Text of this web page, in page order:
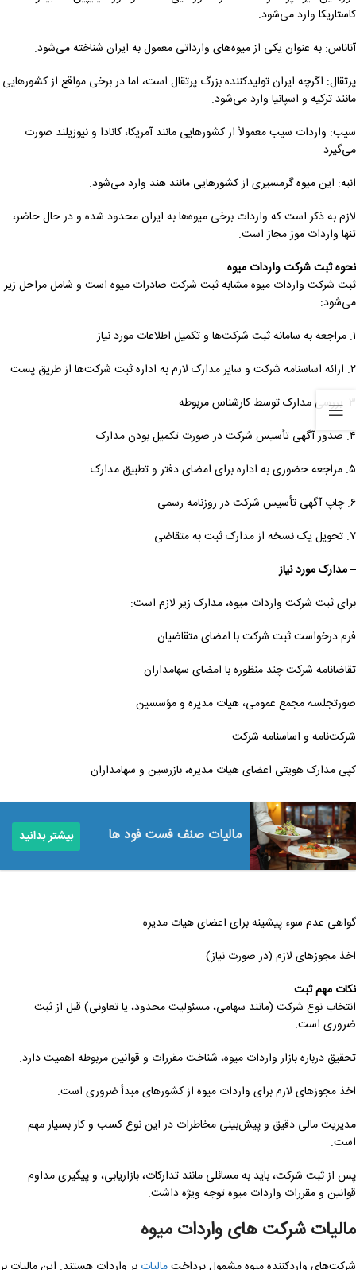
کاستاریکا وارد می‌شود.
آناناس: به عنوان یکی از میوه‌های وارداتی معمول به ایران شناخته می‌شود.
پرتقال: اگرچه ایران تولیدکننده بزرگ پرتقال است، اما در برخی مواقع از کشورهایی
مانند ترکیه و اسپانیا وارد می‌شود.
سیب: واردات سیب معمولاً از کشورهایی مانند آمریکا، کانادا و نیوزیلند صورت
می‌گیرد.
انبه: این میوه گرمسیری از کشورهایی مانند هند وارد می‌شود.
لازم به ذکر است که واردات برخی میوه‌ها به ایران محدود شده و در حال حاضر،
تنها واردات موز مجاز است.
نحوه ثبت شرکت واردات میوه
ثبت شرکت واردات میوه مشابه ثبت شرکت صادرات میوه است و شامل مراحل زیر
می‌شود:
۱. مراجعه به سامانه ثبت شرکت‌ها و تکمیل اطلاعات مورد نیاز
۲. ارائه اساسنامه شرکت و سایر مدارک لازم به اداره ثبت شرکت‌ها از طریق پست
۳. بررسی مدارک توسط کارشناس مربوطه
۴. صدور آگهی تأسیس شرکت در صورت تکمیل بودن مدارک
۵. مراجعه حضوری به اداره برای امضای دفتر و تطبیق مدارک
۶. چاپ آگهی تأسیس شرکت در روزنامه رسمی
۷. تحویل یک نسخه از مدارک ثبت به متقاضی
– مدارک مورد نیاز
برای ثبت شرکت واردات میوه، مدارک زیر لازم است:
فرم درخواست ثبت شرکت با امضای متقاضیان
تقاضانامه شرکت چند منظوره با امضای سهامداران
صورتجلسه مجمع عمومی، هیات مدیره و مؤسسین
شرکت‌نامه و اساسنامه شرکت
کپی مدارک هویتی اعضای هیات مدیره، بازرسین و سهامداران
مالیات صنف فست فود ها بیشتر بدانید
گواهی عدم سوء پیشینه برای اعضای هیات مدیره
اخذ مجوزهای لازم (در صورت نیاز)
نکات مهم ثبت
انتخاب نوع شرکت (مانند سهامی، مسئولیت محدود، یا تعاونی) قبل از ثبت
ضروری است.
تحقیق درباره بازار واردات میوه، شناخت مقررات و قوانین مربوطه اهمیت دارد.
اخذ مجوزهای لازم برای واردات میوه از کشورهای مبدأ ضروری است.
مدیریت مالی دقیق و پیش‌بینی مخاطرات در این نوع کسب و کار بسیار مهم
است.
پس از ثبت شرکت، باید به مسائلی مانند تدارکات، بازاریابی، و پیگیری مداوم
قوانین و مقررات واردات میوه توجه ویژه داشت.
مالیات شرکت های واردات میوه